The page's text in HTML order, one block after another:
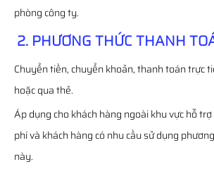
phòng công ty.
2. PHƯƠNG THỨC THANH
Chuyển tiền, chuyển khoản, thanh toán trực
hoặc qua thẻ.
Áp dụng cho khách hàng ngoài khu vực hỗ
phí và khách hàng có nhu cầu sử dụng
này.